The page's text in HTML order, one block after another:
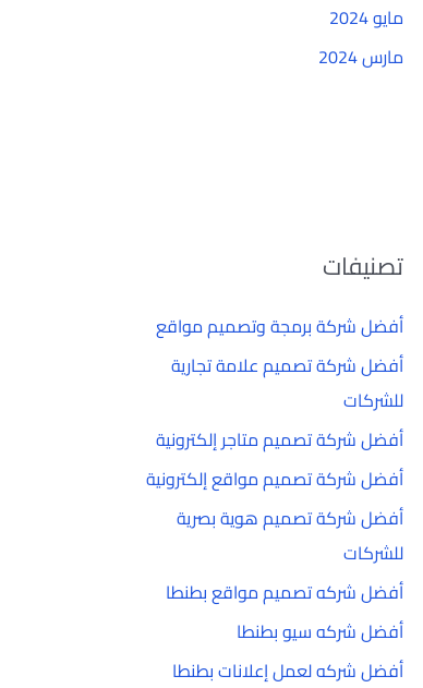
مايو 2024
مارس 2024
تصنيفات
أفضل شركة برمجة وتصميم مواقع
أفضل شركة تصميم علامة تجارية
للشركات
أفضل شركة تصميم متاجر إلكترونية
أفضل شركة تصميم مواقع إلكترونية
أفضل شركة تصميم هوية بصرية
للشركات
أفضل شركه تصميم مواقع بطنطا
أفضل شركه سيو بطنطا
أفضل شركه لعمل إعلانات بطنطا